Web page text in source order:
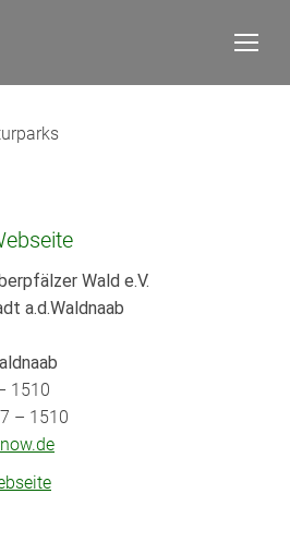
Wald e.V.
a.d.Waldnaab
1510
– 1510